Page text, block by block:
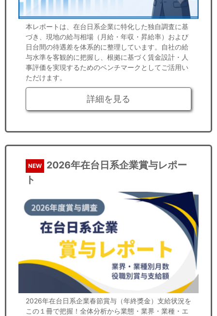
本レポートは、在台日系企業に特化した独自調査に基
づき、現地の給与相場（月給・年収・昇給率）および
日台間の待遇差を体系的に整理しています。自社の給
与水準を客観的に把握し、根拠に基づく賃金設計・人
事評価を実現するためのベンチマークとしてご活用い
ただけます。
詳細を見る
NEW
2026年在台日系企業賞与レポー
ト
2026年在台日系企業春節賞与（年終獎金）支給状況を
この１冊で把握！全体分析から業態・業界・業種・エ